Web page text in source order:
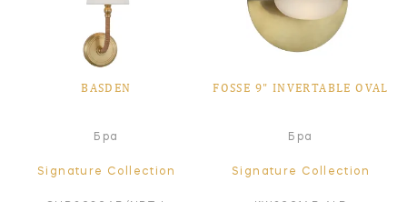
BASDEN
Бра
Signature Collection
FOSSE 9" INVERTABLE OVAL
Бра
Signature Collection